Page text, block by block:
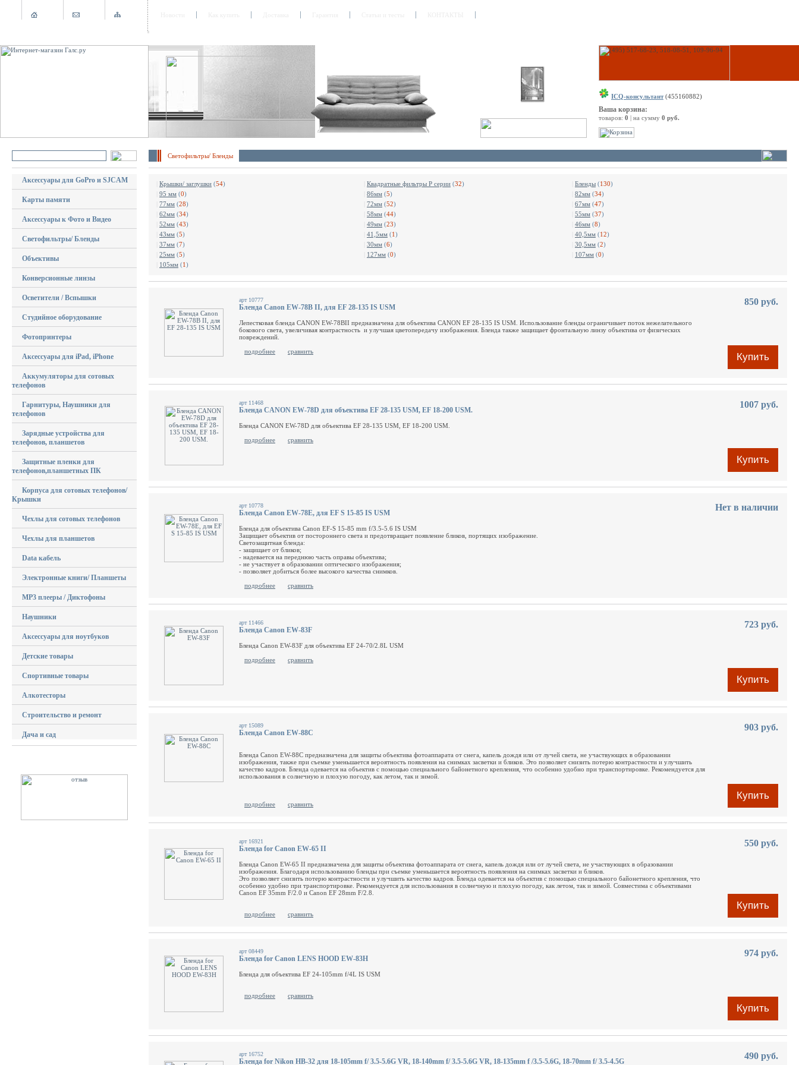
ICQ-консультант(455160882)
Ваша корзина:
товаров: 0 | на сумму 0 руб.
Светофильтры/ Бленды
Аксессуары для GoPro и SJCAM
Карты памяти
Аксессуары к Фото и Видео
Светофильтры/ Бленды
Объективы
Конверсионные линзы
Осветители / Вспышки
Студийное оборудование
Фотопринтеры
Аксессуары для iPad, iPhone
Аккумуляторы для сотовых
телефонов
Гарнитуры, Наушники для
телефонов
Зарядные устройства для
телефонов, планшетов
Защитные пленки для
телефонов,планшетных ПК
Корпуса для сотовых телефонов/
Крышки
Чехлы для сотовых телефонов
Чехлы для планшетов
Data кабель
Электронные книги/ Планшеты
MP3 плееры / Диктофоны
Наушники
Аксессуары для ноутбуков
Детские товары
Спортивные товары
Алкотесторы
Строительство и ремонт
Дача и сад
Крышки/ заглушки (54) Квадратные фильтры P серии (32) Бленды (130)
95 мм (0) 86мм (5) 82мм (34)
77мм (28) 72мм (52) 67мм (47)
62мм (34) 58мм (44) 55мм (37)
52мм (43) 49мм (23) 46мм (8)
43мм (5) 41,5мм (1) 40,5мм (12)
37мм (7) 30мм (6) 30,5мм (2)
25мм (5) 127мм (0) 107мм (0)
105мм (1)
арт 10777
Бленда Canon EW-78B II, для EF 28-135 IS USM
Лепестковая бленда CANON EW-78BII предназначена для объектива CANON EF 28-135 IS USM. Использование бленды ограничивает поток нежелательного
бокового света, увеличивая контрастность и улучшая цветопередачу изображения. Бленда также защищает фронтальную линзу объектива от физических
повреждений.
подробнее
сравнить
850 руб.
Купить
арт 11468
Бленда CANON EW-78D для объектива EF 28-135 USM, EF 18-200 USM.
Бленда CANON EW-78D для объектива EF 28-135 USM, EF 18-200 USM.
подробнее
сравнить
1007 руб.
Купить
арт 10778
Бленда Canon EW-78E, для EF S 15-85 IS USM
Бленда для объектива Canon EF-S 15-85 mm f/3.5-5.6 IS USM
Защищает объектив от постороннего света и предотвращает появление бликов, портящих изображение.
Светозащитная бленда:
- защищает от бликов;
- надевается на переднюю часть оправы объектива;
- не участвует в образовании оптического изображения;
- позволяет добиться более высокого качества снимков.
подробнее
сравнить
Нет в наличии
арт 11466
Бленда Canon EW-83F
Бленда Canon EW-83F для объектива EF 24-70/2.8L USM
подробнее
сравнить
723 руб.
Купить
арт 15089
Бленда Canon EW-88C
Бленда Canon EW-88C предназначена для защиты объектива фотоаппарата от снега, капель дождя или от лучей света, не участвующих в образовании
изображения, также при съемке уменьшается вероятность появления на снимках засветки и бликов. Это позволяет снизить потерю контрастности и улучшить
качество кадров. Бленда одевается на объектив с помощью специального байонетного крепления, что особенно удобно при транспортировке. Рекомендуется для
использования в солнечную и плохую погоду, как летом, так и зимой.
подробнее сравнить
903 руб.
Купить
арт 16921
Бленда for Canon EW-65 II
Бленда Canon EW-65 II предназначена для защиты объектива фотоаппарата от снега, капель дождя или от лучей света, не участвующих в образовании
изображения. Благодаря использованию бленды при съемке уменьшается вероятность появления на снимках засветки и бликов.
Это позволяет снизить потерю контрастности и улучшить качество кадров. Бленда одевается на объектив с помощью специального байонетного крепления, что
особенно удобно при транспортировке. Рекомендуется для использования в солнечную и плохую погоду, как летом, так и зимой. Совместима с объективами
Canon EF 35mm F/2.0 и Canon EF 28mm F/2.8.
подробнее сравнить
550 руб.
Купить
арт 08449
Бленда for Canon LENS HOOD EW-83H
Бленда для объектива EF 24-105mm f/4L IS USM
подробнее сравнить
974 руб.
Купить
арт 16752
Бленда for Nikon HB-32 для 18-105mm f/ 3.5-5.6G VR, 18-140mm f/ 3.5-5.6G VR, 18-135mm f /3.5-5.6G, 18-70mm f/ 3.5-4.5G
490 руб.